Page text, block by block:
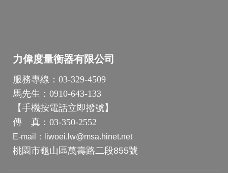
力偉度量衡器有限公司
服務專線： 03-329-4509
馬先生： 0910-643-133
【手機按電話立即撥號 】
傳 真： 03-350-2552
E-mail： liwoei.lw@msa.hinet.net
桃園市龜山區萬壽路二段855號